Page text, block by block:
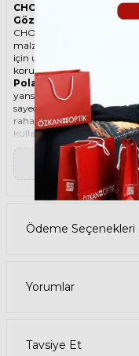
CHOPARD SCHC 17S
Gözlüğü
CHOPARD ikonik Damla
malzemesi ile göz alıcı bir
için uygun olan bu güneş
korunmanızı sağlarken,
Polarize güneş gözlüğü
yansımasını engelleyen
sayede, gözlerinizin
rahatsızlıklardan
kullanmak, hem görüş
Degradeli güneş
ise açık renkli olduğu bir
güneş ışınlarının
gelen ışığı daha net
kullanmak, hem görüş
• CHOPARD SCHC 17S
yüksek kaliteli Metal
%100 UV koruması sunar.
• Kılıf
▼
Ödeme Seçenekleri
Yorumlar
Tavsiye Et